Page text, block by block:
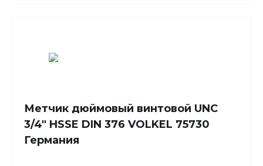
Метчик дюймовый винтовой UNC
3/4" HSSE DIN 376 VOLKEL 75730
Германия